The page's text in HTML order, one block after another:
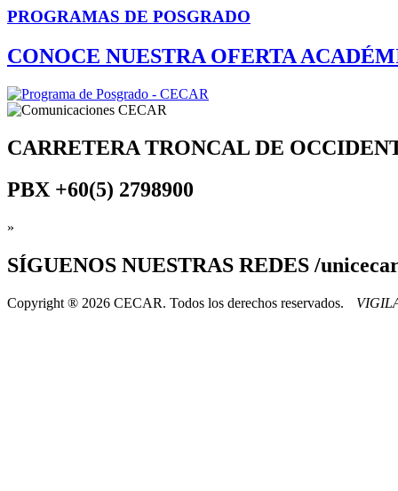
PROGRAMAS DE POSGRADO
CONOCE NUESTRA OFERTA
CARRETERA TRONCAL DE
PBX +60(5) 2798900
»
SÍGUENOS NUESTRAS REDES /
Copyright ® 2026 CECAR. Todos los derechos reservados.